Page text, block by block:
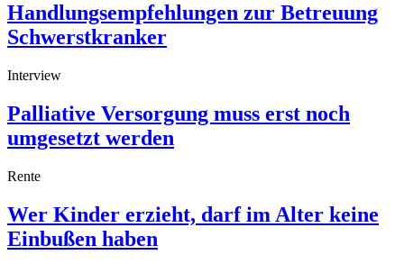
Handlungsempfehlungen zur Betreuung
Schwerstkranker
Interview
Palliative Versorgung muss erst noch
umgesetzt werden
Rente
Wer Kinder erzieht, darf im Alter keine
Einbußen haben